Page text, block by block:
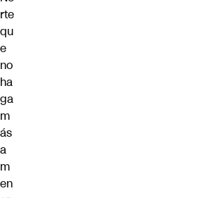
rte
qu
e
no
ha
ga
m
ás
a
m
en